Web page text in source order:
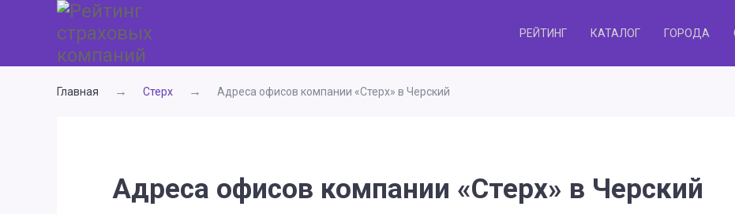
РЕЙТИНГ КАТАЛОГ ГОРОДА
Главная Стерх Адреса офисов компании «Стерх» в Черский
Адреса офисов компании «Стерх» в Черский